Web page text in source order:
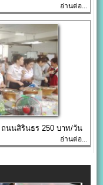
อ่านต่อ...
นนสิรินธร 250 บาท/วัน
อ่านต่อ...